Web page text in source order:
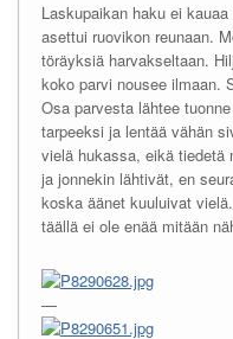
Laskupaikan haku ei
asettui ruovikon reunaan.
töräyksiä harvakseltaan.
koko parvi nousee ilmaan.
Osa parvesta lähtee
tarpeeksi ja lentää vähän
vielä hukassa, eikä tiedetä
ja jonnekin lähtivät, en
koska äänet kuuluivat
täällä ei ole enää mitään
—